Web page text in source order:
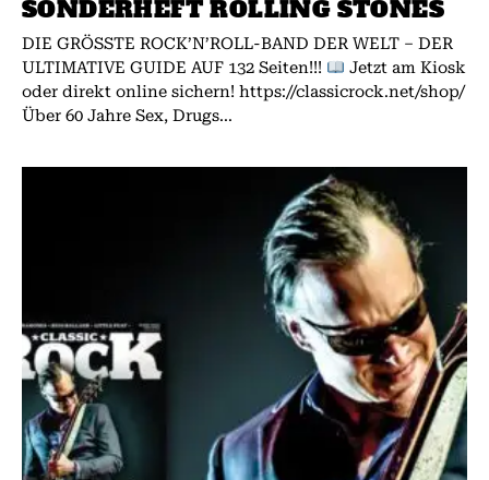
SONDERHEFT ROLLING STONES
DIE GRÖSSTE ROCK’N’ROLL-BAND DER WELT – DER
ULTIMATIVE GUIDE AUF 132 Seiten!!!
Jetzt am Kiosk
oder direkt online sichern! https://classicrock.net/shop/
Über 60 Jahre Sex, Drugs...